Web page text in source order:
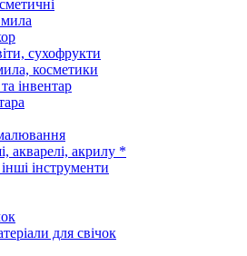
сухофрукти
косметики
інвентар
акварелі, акрилу *
інструменти
для свічок